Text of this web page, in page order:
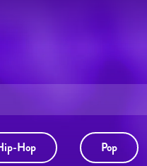
Hop Pop